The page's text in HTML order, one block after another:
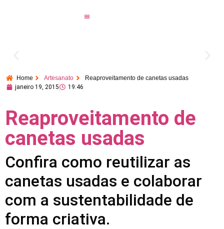
Home Artesanato
Reaproveitamento de canetas usadas
janeiro 19, 2015
19:46
Reaproveitamento de
canetas usadas
Confira como reutilizar as
canetas usadas e colaborar
com a sustentabilidade de
forma criativa.